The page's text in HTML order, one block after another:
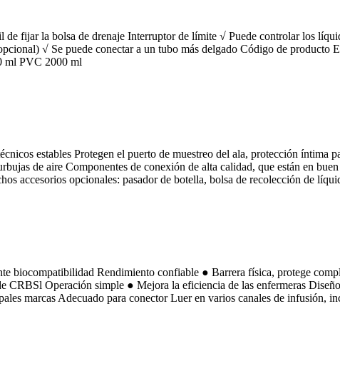
fijar la bolsa de drenaje Interruptor de límite √ Puede controlar los
√ Se puede conectar a un tubo más delgado Código de
ml PVC 2000 ml
estables Protegen el puerto de muestreo del ala, protección íntima
de aire Componentes de conexión de alta calidad, que están en
accesorios opcionales: pasador de botella, bolsa de recolección de
biocompatibilidad Rendimiento confiable ● Barrera física, protege
CRBSl Operación simple ● Mejora la eficiencia de las enfermeras
marcas Adecuado para conector Luer en varios canales de infusión,